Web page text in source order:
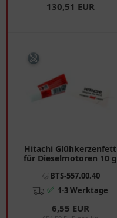
130,51 EUR
Hitachi Glühkerzenfett
für Dieselmotoren 10 g
BTS-557.00.40
✅ 1-3 Werktage
6,55 EUR